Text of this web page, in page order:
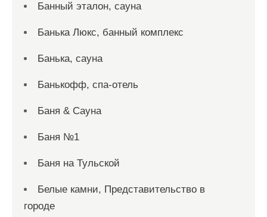
Банный эталон, сауна
Банька Люкс, банный комплекс
Банька, сауна
Банькофф, спа-отель
Баня & Сауна
Баня №1
Баня на Тульской
Белые камни, Представительство в
городе